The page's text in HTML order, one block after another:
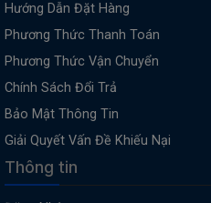
Hướng Dẫn Đặt Hàng
Phương Thức Thanh Toán
Phương Thức Vận Chuyển
Chính Sách Đổi Trả
Bảo Mật Thông Tin
Giải Quyết Vấn Đề Khiếu Nại
Thông tin